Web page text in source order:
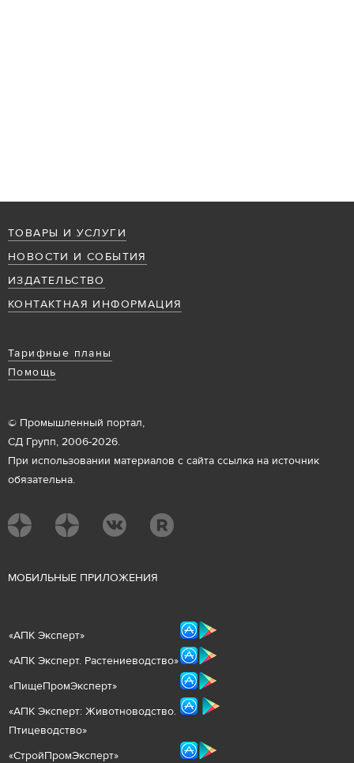
ТОВАРЫ И УСЛУГИ
НОВОСТИ И СОБЫТИЯ
ИЗДАТЕЛЬСТВО
КОНТАКТНАЯ ИНФОРМАЦИЯ
Тарифные планы
Помощь
© Промышленный портал,
СД Групп, 2006-2026.
При использовании материалов с сайта ссылка на источник
обязательна.
МОБИЛЬНЫЕ ПРИЛОЖЕНИЯ
«АПК Эксперт»
«АПК Эксперт. Растениеводство»
«ПищеПромЭксперт»
«АПК Эксперт: Животноводство.
Птицеводство»
«СтройПромЭксперт»